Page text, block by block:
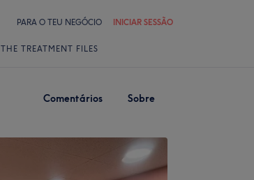
PARA O TEU NEGÓCIO INICIAR SESSÃO
THE TREATMENT FILES
Comentários Sobre